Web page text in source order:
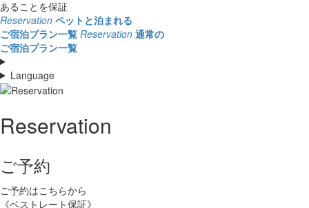
Reservation ペットと泊まれる
ご宿泊プラン一覧 Reservation 通常の
ご宿泊プラン一覧
Language
Reservation
ご予約
ご予約はこちらから
《ベストレート保証》